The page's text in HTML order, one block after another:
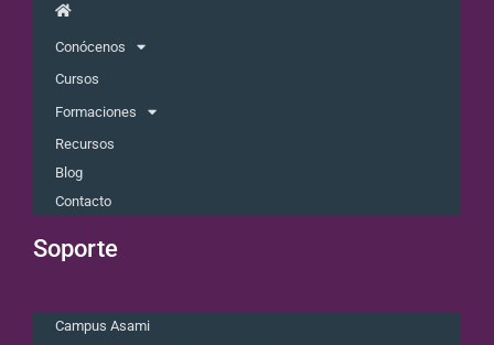
Conócenos
Cursos
Formaciones
Recursos
Blog
Contacto
Soporte
Campus Asami